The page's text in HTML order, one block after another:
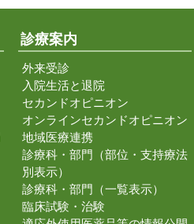
診療案内
外来受診
入院生活と退院
セカンドオピニオン
オンラインセカンドオピニオン
地域医療連携
診療科・部門（部位・支持療法
別表示）
診療科・部門（一覧表示）
臨床試験・治験